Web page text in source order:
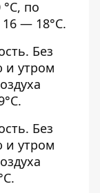
по
— 18°С.
Без
и утром
Без
и утром